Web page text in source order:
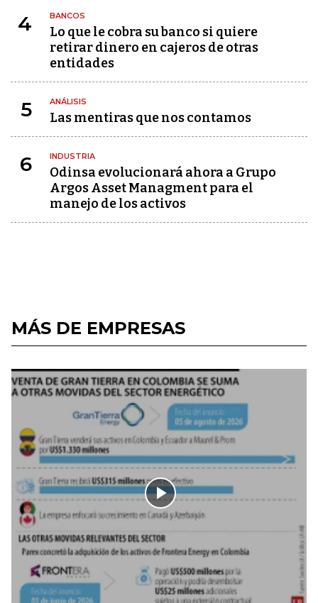
4 BANCOS
Lo que le cobra su banco si quiere
retirar dinero en cajeros de otras
entidades
5 ANÁLISIS
Las mentiras que nos contamos
6 INDUSTRIA
Odinsa evolucionará ahora a Grupo
Argos Asset Managment para el
manejo de los activos
MÁS DE EMPRESAS